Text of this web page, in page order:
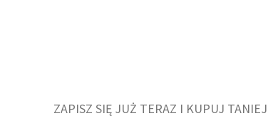
ZAPISZ SIĘ JUŻ TERAZ I KUPUJ TANIEJ